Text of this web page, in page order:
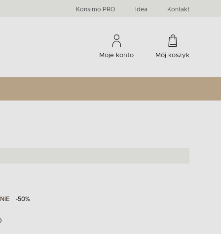
Konsimo PRO Idea Kontakt
Moje konto Mój koszyk
Komody, szafki RTV, witryny...
-33 %
Liczba produktów:60
Liczba produktów:274
-50%